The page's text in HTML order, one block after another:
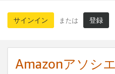
サインイン または 登録
Amazonアソシ